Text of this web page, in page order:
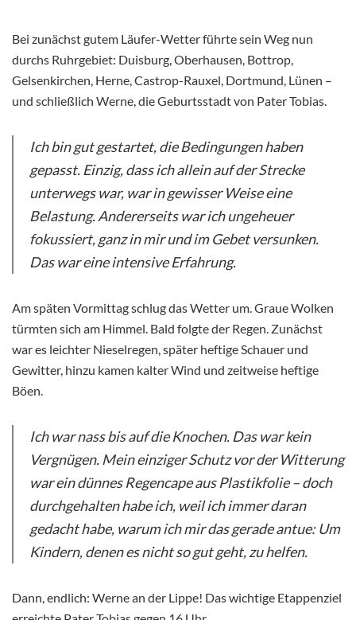
Bei zunächst gutem Läufer-Wetter führte sein Weg nun
durchs Ruhrgebiet: Duisburg, Oberhausen, Bottrop,
Gelsenkirchen, Herne, Castrop-Rauxel, Dortmund, Lünen –
und schließlich Werne, die Geburtsstadt von Pater Tobias.
Ich bin gut gestartet, die Bedingungen haben
gepasst. Einzig, dass ich allein auf der Strecke
unterwegs war, war in gewisser Weise eine
Belastung. Andererseits war ich ungeheuer
fokussiert, ganz in mir und im Gebet versunken.
Das war eine intensive Erfahrung.
Am späten Vormittag schlug das Wetter um. Graue Wolken
türmten sich am Himmel. Bald folgte der Regen. Zunächst
war es leichter Nieselregen, später heftige Schauer und
Gewitter, hinzu kamen kalter Wind und zeitweise heftige
Böen.
Ich war nass bis auf die Knochen. Das war kein
Vergnügen. Mein einziger Schutz vor der Witterung
war ein dünnes Regencape aus Plastikfolie – doch
durchgehalten habe ich, weil ich immer daran
gedacht habe, warum ich mir das gerade antue: Um
Kindern, denen es nicht so gut geht, zu helfen.
Dann, endlich: Werne an der Lippe! Das wichtige Etappenziel